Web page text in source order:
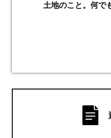
土地のこと。何で